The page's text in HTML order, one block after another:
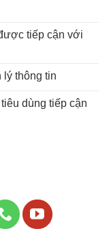
tiếp cận với
thông tin
dùng tiếp cận